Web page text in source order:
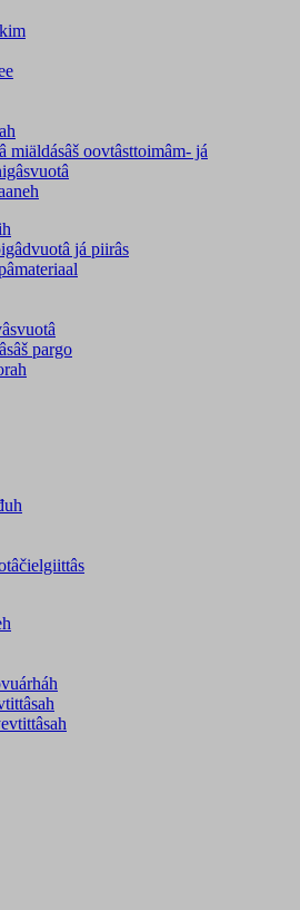
miäldásâš oovtâsttoimâm- já
já piirâs
pargo